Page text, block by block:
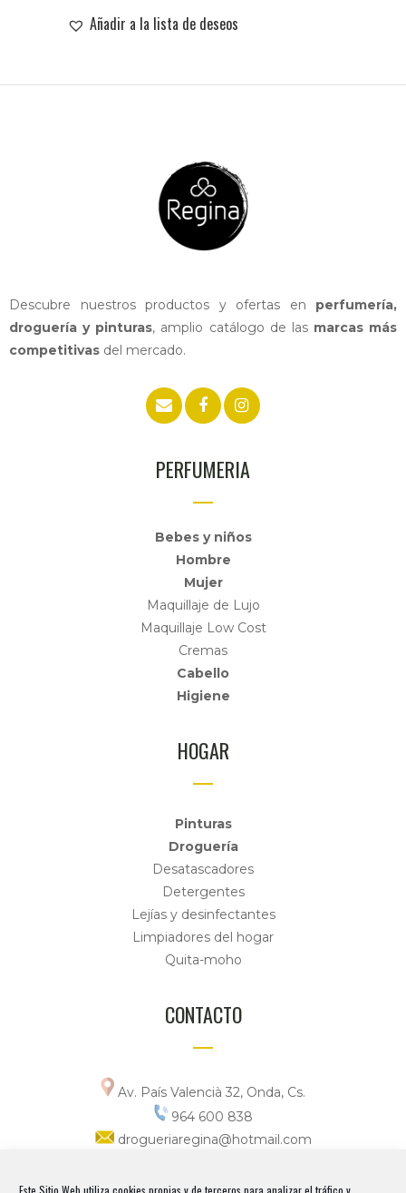
Este Sitio Web utiliza cookies propias y de terceros para analizar el tráfico y
WAS:
22,25 €.
Añadir a la lista de deseos
Descubre nuestros productos y ofertas en perfumería,
droguería y pinturas, amplio catálogo de las marcas más
competitivas del mercado.
PERFUMERIA
Bebes y niños
Hombre
Mujer
Maquillaje de Lujo
Maquillaje Low Cost
Cremas
Cabello
Higiene
HOGAR
Pinturas
Droguería
Desatascadores
Detergentes
Lejías y desinfectantes
Limpiadores del hogar
Quita-moho
CONTACTO
Av. País Valencià 32, Onda, Cs.
964 600 838
drogueriaregina@hotmail.com